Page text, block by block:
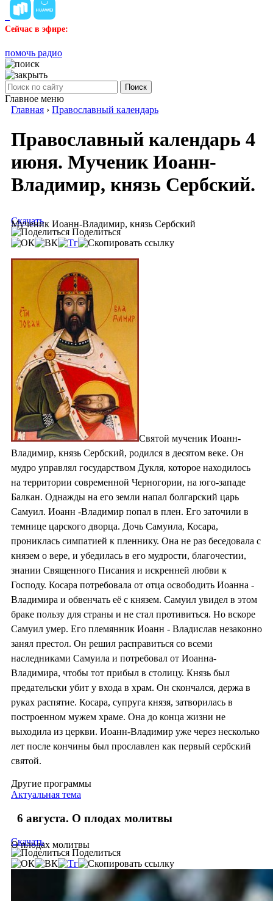
Сейчас в эфире:
помочь радио
Поиск
Главное меню
Главная › Православный календарь
Православный календарь 4
июня. Мученик Иоанн-
Владимир, князь Сербский.
Мученик Иоанн-Владимир, князь Сербский
Скачать
Поделиться
Святой мученик Иоанн-
Владимир, князь Сербский, родился в десятом веке. Он
мудро управлял государством Дукля, которое находилось
на территории современной Черногории, на юго-западе
Балкан. Однажды на его земли напал болгарский царь
Самуил. Иоанн -Владимир попал в плен. Его заточили в
темнице царского дворца. Дочь Самуила, Косара,
прониклась симпатией к пленнику. Она не раз беседовала с
князем о вере, и убедилась в его мудрости, благочестии,
знании Священного Писания и искренней любви к
Господу. Косара потребовала от отца освободить Иоанна -
Владимира и обвенчать её с князем. Самуил увидел в этом
браке пользу для страны и не стал противиться. Но вскоре
Самуил умер. Его племянник Иоанн - Владислав незаконно
занял престол. Он решил расправиться со всеми
наследниками Самуила и потребовал от Иоанна-
Владимира, чтобы тот прибыл в столицу. Князь был
предательски убит у входа в храм. Он скончался, держа в
руках распятие. Косара, супруга князя, затворилась в
построенном мужем храме. Она до конца жизни не
выходила из церкви. Иоанн-Владимир уже через несколько
лет после кончины был прославлен как первый сербский
святой.
Другие программы
Актуальная тема
6 августа. О плодах молитвы
О плодах молитвы
Скачать
Поделиться